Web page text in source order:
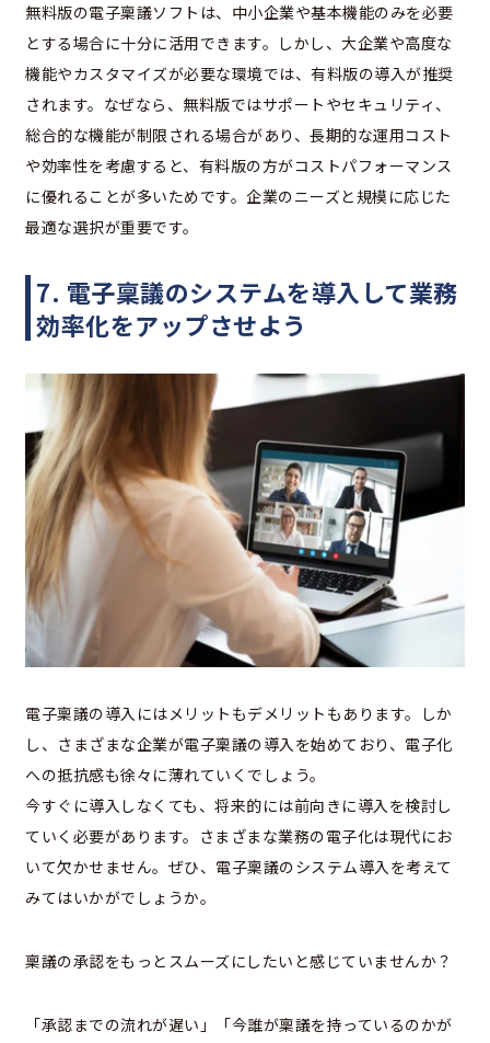
無料版の電子稟議ソフトは、中小企業や基本機能のみを必要
とする場合に十分に活用できます。しかし、大企業や高度な
機能やカスタマイズが必要な環境では、有料版の導入が推奨
されます。なぜなら、無料版ではサポートやセキュリティ、
総合的な機能が制限される場合があり、長期的な運用コスト
や効率性を考慮すると、有料版の方がコストパフォーマンス
に優れることが多いためです。企業のニーズと規模に応じた
最適な選択が重要です。
7. 電子稟議のシステムを導入して業務
効率化をアップさせよう
電子稟議の導入にはメリットもデメリットもあります。しか
し、さまざまな企業が電子稟議の導入を始めており、電子化
への抵抗感も徐々に薄れていくでしょう。
今すぐに導入しなくても、将来的には前向きに導入を検討し
ていく必要があります。さまざまな業務の電子化は現代にお
いて欠かせません。ぜひ、電子稟議のシステム導入を考えて
みてはいかがでしょうか。
稟議の承認をもっとスムーズにしたいと感じていませんか？
「承認までの流れが遅い」「今誰が稟議を持っているのかが